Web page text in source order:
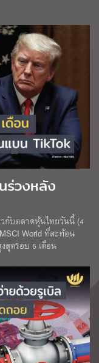
ร่วงหลัง
กับตลาดหุ้นไทยวันนี้ (4
World ที่สะท้อน
สุดรอบ 5 เดือน